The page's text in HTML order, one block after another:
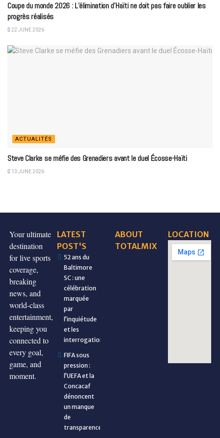
Coupe du monde 2026 : L’élimination d’Haïti ne doit pas faire oublier les
progrès réalisés
22 JUNE 2026
ACTUALITÉS
Steve Clarke se méfie des Grenadiers avant le duel Écosse-Haïti
13 JUNE 2026
Your ultimate
destination
for live sports
coverage,
breaking
news, and
world-class
entertainment,
keeping you
connected to
every goal,
game, and
moment.
LATEST
POST'S
52 ans du
Baltimore
SC : une
célébration
marquée
par
l’inquiétude
et les
interrogations
FIFA sous
pression :
l’UEFA et la
Concacaf
dénoncent
un manque
de
transparence
ABOUT
TOTALMIX
LOCATION